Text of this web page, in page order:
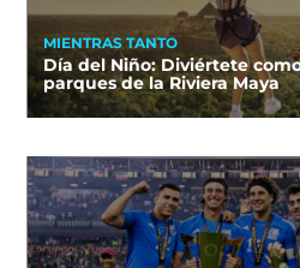
MIENTRAS TANTO
Día del Niño: Diviértete
parques de la Riviera Maya